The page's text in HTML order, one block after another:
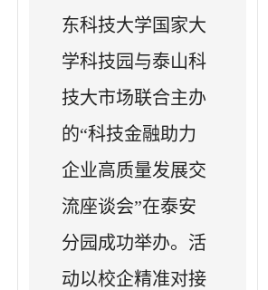
东科技大学国家大
学科技园与泰山科
技大市场联合主办
的“科技金融助力
企业高质量发展交
流座谈会”在泰安
分园成功举办。活
动以校企精准对接